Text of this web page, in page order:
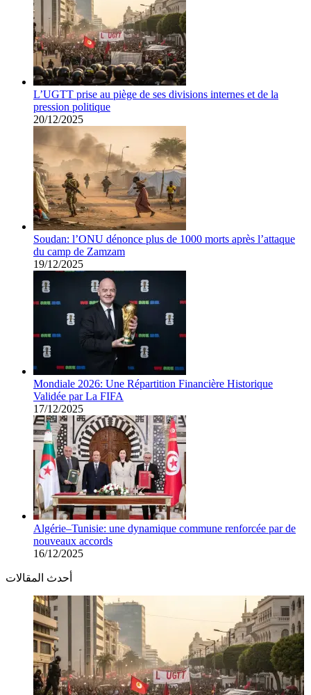
L’UGTT prise au piège de ses divisions internes et de la
pression politique
20/12/2025
Soudan: l’ONU dénonce plus de 1000 morts après l’attaque
du camp de Zamzam
19/12/2025
Mondiale 2026: Une Répartition Financière Historique
Validée par La FIFA
17/12/2025
Algérie–Tunisie: une dynamique commune renforcée par de
nouveaux accords
16/12/2025
أحدث المقالات